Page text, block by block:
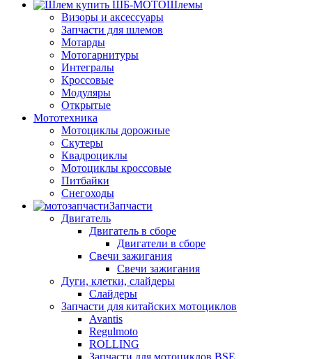
Шлемы
Визоры и аксессуары
Запчасти для шлемов
Мотарды
Мотогарнитуры
Интегралы
Кроссовые
Модуляры
Открытые
Мототехника
Мотоциклы дорожные
Скутеры
Квадроциклы
Мотоциклы кроссовые
Питбайки
Снегоходы
Запчасти
Двигатель
Двигатель в сборе
Двигатели в сборе
Свечи зажигания
Свечи зажигания
Дуги, клетки, слайдеры
Слайдеры
Запчасти для китайских мотоциклов
Avantis
Regulmoto
ROLLING
Запчасти для мотоциклов BSE